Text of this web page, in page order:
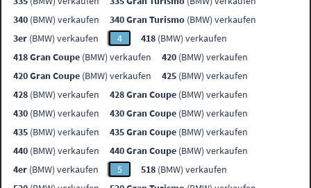
340 (BMW) verkaufen 340 Gran Turismo (BMW) verkaufen
3er (BMW) verkaufen 4 418 (BMW) verkaufen
418 Gran Coupe (BMW) verkaufen 420 (BMW) verkaufen
420 Gran Coupe (BMW) verkaufen 425 (BMW) verkaufen
428 (BMW) verkaufen 428 Gran Coupe (BMW) verkaufen
430 (BMW) verkaufen 430 Gran Coupe (BMW) verkaufen
435 (BMW) verkaufen 435 Gran Coupe (BMW) verkaufen
440 (BMW) verkaufen 440 Gran Coupe (BMW) verkaufen
4er (BMW) verkaufen 5 518 (BMW) verkaufen